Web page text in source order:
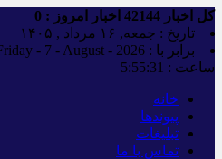
کل اخبار اخبار امروز : 0
تاریخ : جمعه, ۱۶ مرداد , ۱۴۰۵
برابر با : Friday - 7 - August - 2026
ساعت : 5:55:32
خانه
پیوندها
تبلیغات
تماس با ما